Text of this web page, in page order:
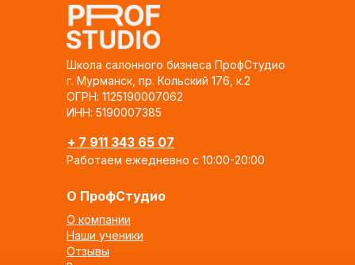
Школа салонного бизнеса ПрофСтудио
г. Мурманск, пр. Кольский 176, к.2
ОГРН: 1125190007062
ИНН: 5190007385
О ПрофСтудио
О компании
Наши ученики
Отзывы
Работаем ежедневно с 10:00-20:00
+ 7 911 343 65 07